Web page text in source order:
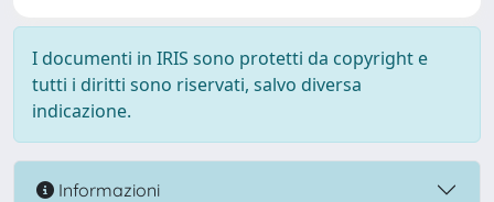
I documenti in IRIS sono protetti da copyright e
tutti i diritti sono riservati, salvo diversa
indicazione.
Informazioni